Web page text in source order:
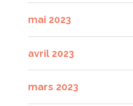
mai 2023
avril 2023
mars 2023